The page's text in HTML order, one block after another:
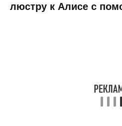
люстру к Алисе с